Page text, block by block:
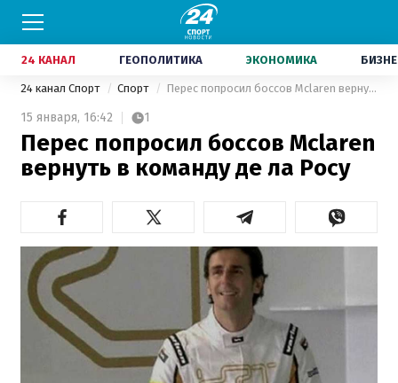
24 КАНАЛ ГЕОПОЛИТИКА ЭКОНОМИКА
24 канал Спорт Спорт Перес попросил боссов Mclaren вернуть в команду де ла Росу
15 января, 16:42 1
Перес попросил боссов Mclaren
вернуть в команду де ла Росу